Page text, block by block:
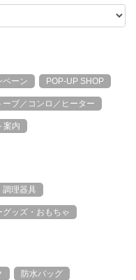
ペーン POP-UP SHOP
ーブ／コンロ／ヒーター
案内
調理器具
グッズ・おもちゃ
防水バッグ